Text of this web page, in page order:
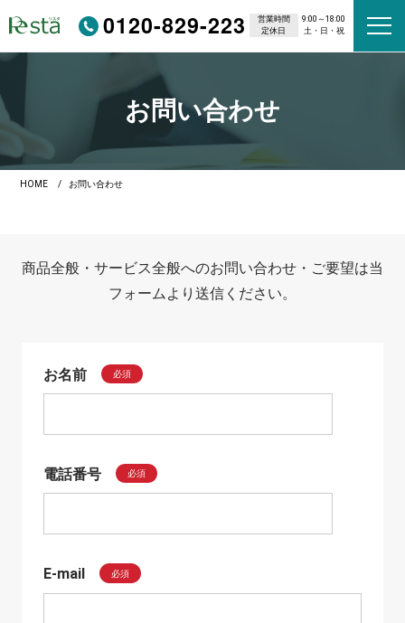
0120-829-223 営業時間
9:00～18:00
定休日
土・日・祝
お問い合わせ
HOME お問い合わせ
商品全般・サービス全般へのお問い合わせ・ご要望は当
フォームより送信ください。
お名前 必須
電話番号 必須
E-mail 必須